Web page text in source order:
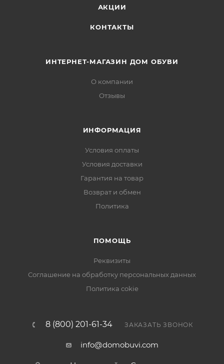
АКЦИИ
КОНТАКТЫ
ИНТЕРНЕТ-МАГАЗИН ДОМ ОБУВИ
О компании
Отзывы
ИНФОРМАЦИЯ
Условия оплаты
Условия доставки
Гарантия на товар
Возврат и обмен
Политика
ПОМОЩЬ
Реквизиты
Соглашение на обработку персональных данных
Политика cokie
8 (800) 201-61-34 ЗАКАЗАТЬ ЗВОНОК
info@domobuvi.com